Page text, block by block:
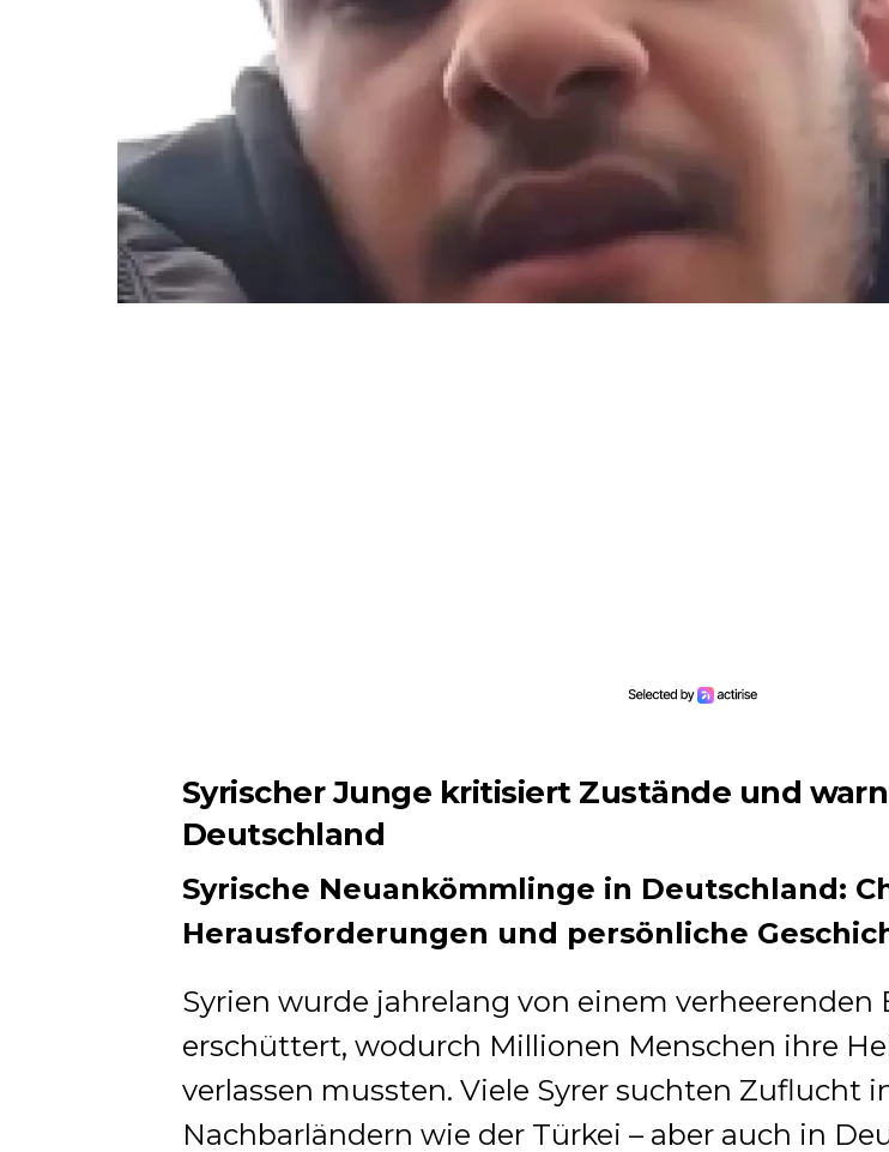
Syrischer Junge kritisiert Zustände und
Deutschland
Syrische Neuankömmlinge in Deutschland:
Herausforderungen und persönliche
Syrien wurde jahrelang von einem verheerenden
erschüttert, wodurch Millionen Menschen ihre
verlassen mussten. Viele Syrer suchten Zuflucht
Nachbarländern wie der Türkei – aber auch in